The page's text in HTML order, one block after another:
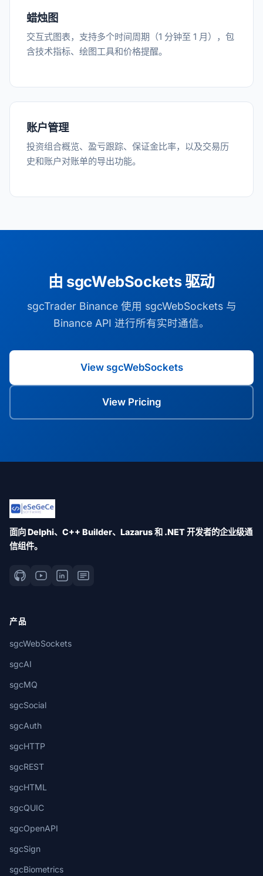
蜡烛图
交互式图表，支持多个时间周期（1 分钟至 1 月），包
含技术指标、绘图工具和价格提醒。
账户管理
投资组合概览、盈亏跟踪、保证金比率，以及交易历
史和账户对账单的导出功能。
由 sgcWebSockets 驱动
sgcTrader Binance 使用 sgcWebSockets 与
Binance API 进行所有实时通信。
View sgcWebSockets
View Pricing
面向 Delphi、C++ Builder、Lazarus 和 .NET 开发者的企业级通
信组件。
产品
sgcWebSockets
sgcAI
sgcMQ
sgcSocial
sgcAuth
sgcHTTP
sgcREST
sgcHTML
sgcQUIC
sgcOpenAPI
sgcSign
sgcBiometrics